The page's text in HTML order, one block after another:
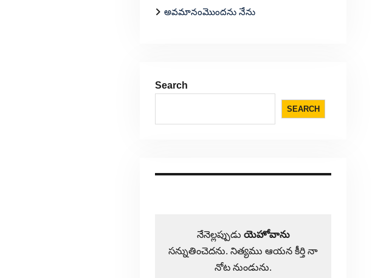
అవమానంమొందను నేను
Search
SEARCH
నేనెల్లప్పుడు యెహోవాను
సన్నుతించెదను. నిత్యము ఆయన కీర్తి నా
నోట నుండును.